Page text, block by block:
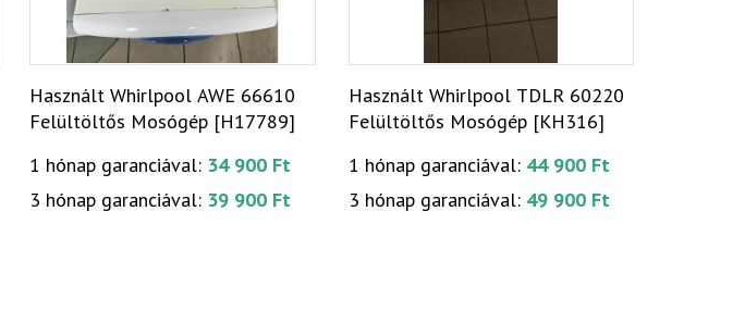
Használt Whirlpool AWE 66610
Felültöltős Mosógép [H17789]
1 hónap garanciával: 34 900 Ft
3 hónap garanciával: 39 900 Ft
Használt Whirlpool TDLR 60220
Felültöltős Mosógép [KH316]
1 hónap garanciával: 44 900 Ft
3 hónap garanciával: 49 900 Ft